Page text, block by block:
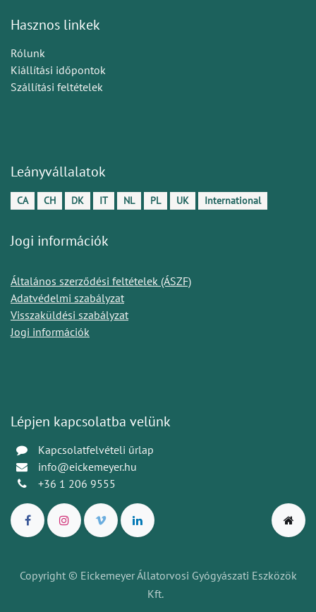
Hasznos linkek
Rólunk
Kiállítási időpontok
Szállítási feltételek
Leányvállalatok
CA CH DK IT NL PL UK International
Jogi információk
Általános szerződési feltételek (ÁSZF)
Adatvédelmi szabályzat
Visszaküldési szabályzat
Jogi információk
Lépjen kapcsolatba velünk
Kapcsolatfelvételi űrlap
info@eickemeyer.hu
+36 1 206 9555
Copyright © Eickemeyer Állatorvosi Gyógyászati Eszközök
Kft.